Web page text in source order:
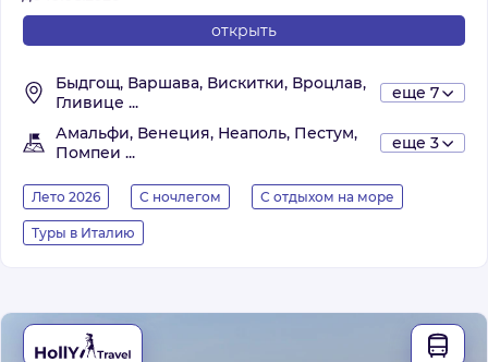
открыть
Быдгощ, Варшава, Вискитки, Вроцлав,
Гливице ...
еще 7
Амальфи, Венеция, Неаполь, Пестум,
Помпеи ...
еще 3
Лето 2026 С ночлегом С отдыхом на море
Туры в Италию